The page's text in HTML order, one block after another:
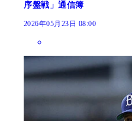
序盤戦」通信簿
2026年05月23日 08:00